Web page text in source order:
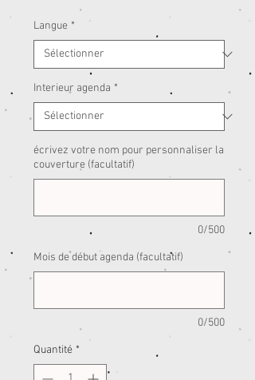
Langue *
Interieur agenda *
écrivez votre nom pour personnaliser la
couverture (facultatif)
0/500
Mois de début agenda (facultatif)
0/500
Quantité *